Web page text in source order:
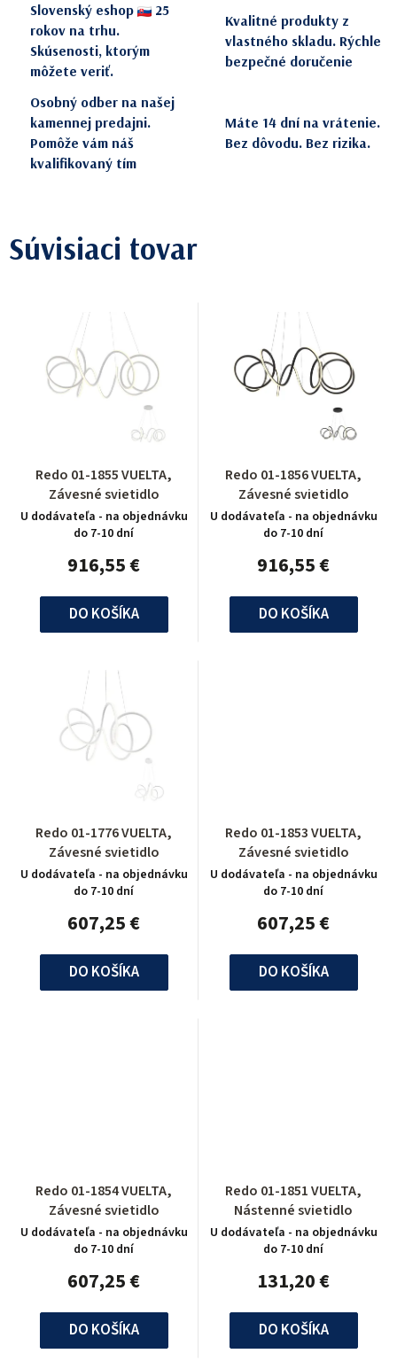
Slovenský eshop
25
rokov na trhu.
Skúsenosti, ktorým
môžete veriť.
Kvalitné produkty z
vlastného skladu. Rýchle
bezpečné doručenie
Osobný odber na našej
kamennej predajni.
Pomôže vám náš
kvalifikovaný tím
Máte 14 dní na vrátenie.
Bez dôvodu. Bez rizika.
Súvisiaci tovar
Redo 01-1855 VUELTA,
Závesné svietidlo
U dodávateľa - na objednávku
do 7-10 dní
916,55 €
DO KOŠÍKA
Redo 01-1856 VUELTA,
Závesné svietidlo
U dodávateľa - na objednávku
do 7-10 dní
916,55 €
DO KOŠÍKA
Redo 01-1776 VUELTA,
Závesné svietidlo
U dodávateľa - na objednávku
do 7-10 dní
607,25 €
DO KOŠÍKA
Redo 01-1853 VUELTA,
Závesné svietidlo
U dodávateľa - na objednávku
do 7-10 dní
607,25 €
DO KOŠÍKA
Redo 01-1854 VUELTA,
Závesné svietidlo
U dodávateľa - na objednávku
do 7-10 dní
607,25 €
DO KOŠÍKA
Redo 01-1851 VUELTA,
Nástenné svietidlo
U dodávateľa - na objednávku
do 7-10 dní
131,20 €
DO KOŠÍKA